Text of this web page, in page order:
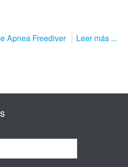
Apnea Freediver Leer más ...